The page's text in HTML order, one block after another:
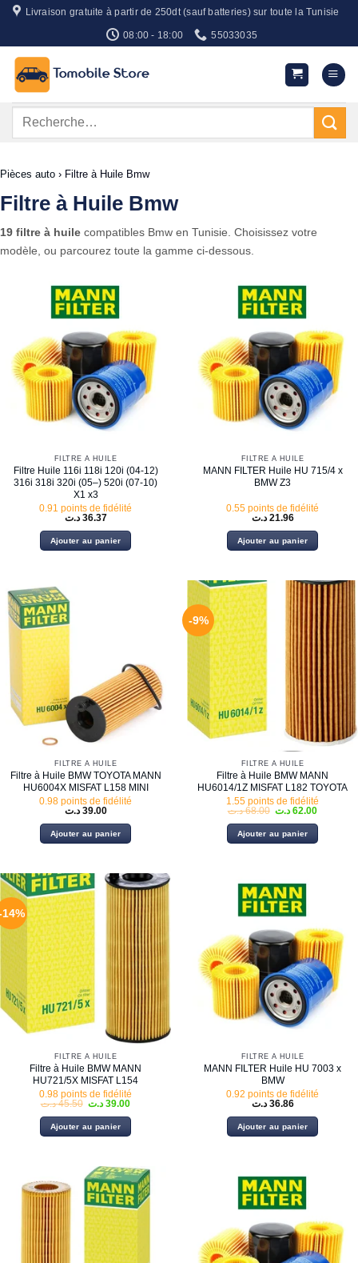
Passer
contenu
Livraison gratuite à partir de 250dt (sauf batteries) sur toute la Tunisie
08:00 - 18:00 55033035
Recherche
Pièces auto › Filtre à Huile Bmw
Filtre à Huile Bmw
19 filtre à huile compatibles Bmw en Tunisie. Choisissez votre
modèle, ou parcourez toute la gamme ci-dessous.
FILTRE À HUILE
Filtre Huile 116i 118i 120i (04-12)
316i 318i 320i (05–) 520i (07-10)
X1 x3
0.91 points de fidélité
36.37 د.ت
Ajouter au panier
FILTRE À HUILE
MANN FILTER Huile HU 715/4 x
BMW Z3
0.55 points de fidélité
21.96 د.ت
Ajouter au panier
FILTRE À HUILE
Filtre à Huile BMW TOYOTA MANN
HU6004X MISFAT L158 MINI
0.98 points de fidélité
39.00 د.ت
Ajouter au panier
-9%
FILTRE À HUILE
Filtre à Huile BMW MANN
HU6014/1Z MISFAT L182 TOYOTA
1.55 points de fidélité
68.00 د.ت
Le
initial
était :
62.00 د.ت
Le
actuel
est :
Ajouter au panier
FILTRE À HUILE
Filtre à Huile BMW MANN
HU721/5X MISFAT L154
0.98 points de fidélité
45.50 د.ت
Le
initial
était :
39.00 د.ت
Le
actuel
est :
Ajouter au panier
FILTRE À HUILE
MANN FILTER Huile HU 7003 x
BMW
0.92 points de fidélité
36.86 د.ت
Ajouter au panier